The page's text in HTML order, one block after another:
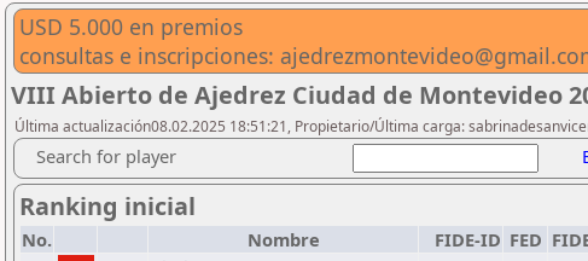
USD 5.000 en premios
consultas e inscripciones:
VIII Abierto de Ajedrez Ciudad de Montevideo
Última actualización08.02.2025 18:51:21, Propietario/Última carga:
Search for player
Ranking inicial
No. Nombre FIDE-ID FED